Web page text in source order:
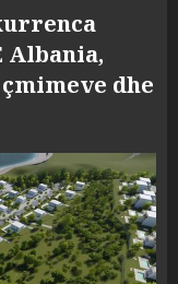
Albania,
dhe